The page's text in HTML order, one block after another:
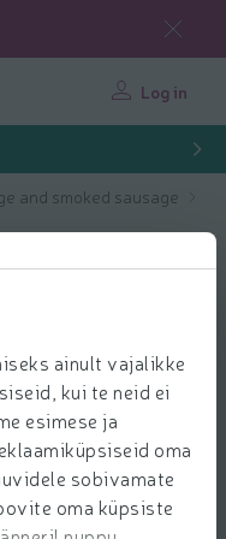
ainult vajalikke
kui te neid ei
esimese ja
oma
sobivamate
oma küpsiste
Log in
and smoked sausage